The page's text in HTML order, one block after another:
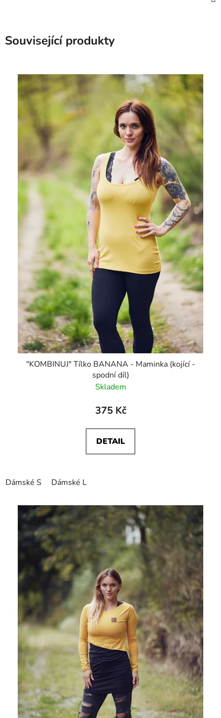
Související produkty
"KOMBINUJ" Tílko BANANA - Maminka (kojící -
spodní díl)
Skladem
375 Kč
DETAIL
Dámské S Dámské L